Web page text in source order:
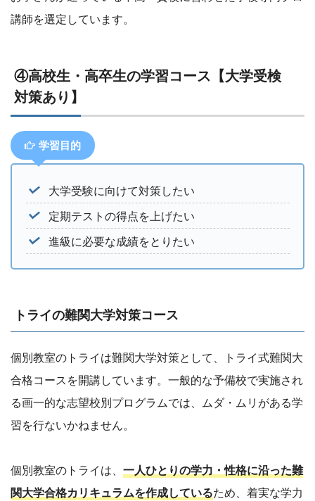
講師を選定しています。
④高校生・高卒生の学習コース【大学受検
対策あり】
学習目的
大学受験に向けて対策したい
定期テストの得点を上げたい
進級に必要な成績をとりたい
トライの難関大学対策コース
個別教室のトライは難関大学対策として、トライ式難関大
合格コースを開講しています。一般的な予備校で実施され
る画一的な志望校別プログラムでは、ムダ・ムリがある学
習を行ないかねません。
個別教室のトライは、 一人ひとりの学力・性格に沿った難
関大学合格カリキュラムを作成しているため、着実な学力